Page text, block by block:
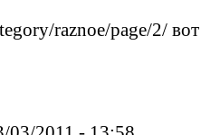
raznoe/page/2/ вот